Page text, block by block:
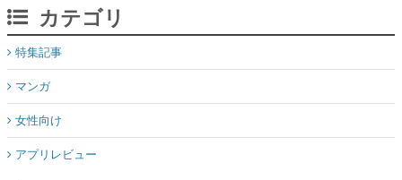
カテゴリ
特集記事
マンガ
女性向け
アプリレビュー